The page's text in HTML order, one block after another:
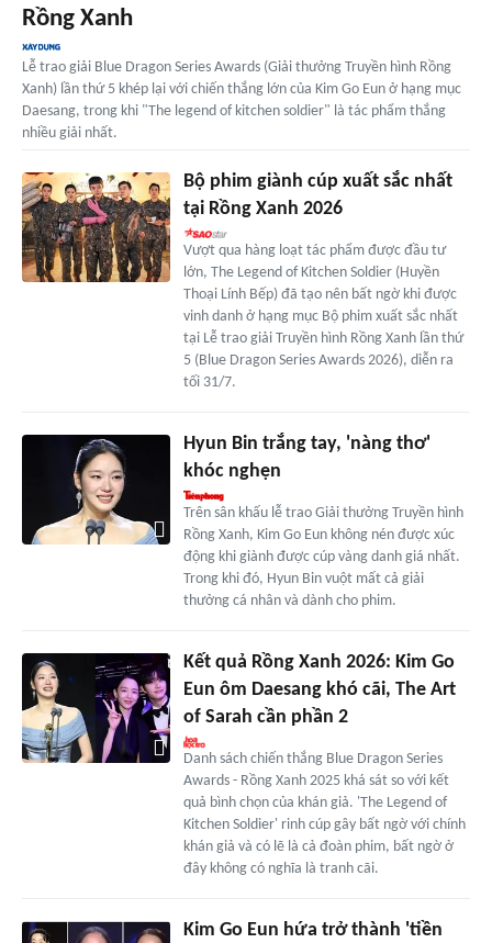
Rồng Xanh
Lễ trao giải Blue Dragon Series Awards (Giải thưởng Truyền hình Rồng
Xanh) lần thứ 5 khép lại với chiến thắng lớn của Kim Go Eun ở hạng mục
Daesang, trong khi "The legend of kitchen soldier" là tác phẩm thắng
nhiều giải nhất.
Bộ phim giành cúp xuất sắc nhất
tại Rồng Xanh 2026
Vượt qua hàng loạt tác phẩm được đầu tư
lớn, The Legend of Kitchen Soldier (Huyền
Thoại Lính Bếp) đã tạo nên bất ngờ khi được
vinh danh ở hạng mục Bộ phim xuất sắc nhất
tại Lễ trao giải Truyền hình Rồng Xanh lần thứ
5 (Blue Dragon Series Awards 2026), diễn ra
tối 31/7.
Hyun Bin trắng tay, 'nàng thơ'
khóc nghẹn
Trên sân khấu lễ trao Giải thưởng Truyền hình
Rồng Xanh, Kim Go Eun không nén được xúc
động khi giành được cúp vàng danh giá nhất.
Trong khi đó, Hyun Bin vuột mất cả giải
thưởng cá nhân và dành cho phim.
Kết quả Rồng Xanh 2026: Kim Go
Eun ôm Daesang khó cãi, The Art
of Sarah cần phần 2
Danh sách chiến thắng Blue Dragon Series
Awards - Rồng Xanh 2025 khá sát so với kết
quả bình chọn của khán giả. 'The Legend of
Kitchen Soldier' rinh cúp gây bất ngờ với chính
khán giả và có lẽ là cả đoàn phim, bất ngờ ở
đây không có nghĩa là tranh cãi.
Kim Go Eun hứa trở thành 'tiền